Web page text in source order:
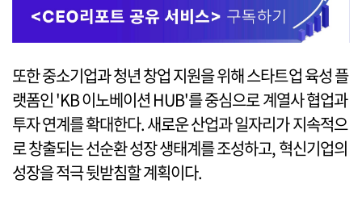
또한 중소기업과 청년 창업 지원을 위해 스타트업 육성 플
랫폼인 'KB 이노베이션 HUB'를 중심으로 계열사 협업과
투자 연계를 확대한다. 새로운 산업과 일자리가 지속적으
로 창출되는 선순환 성장 생태계를 조성하고, 혁신기업의
성장을 적극 뒷받침할 계획이다.